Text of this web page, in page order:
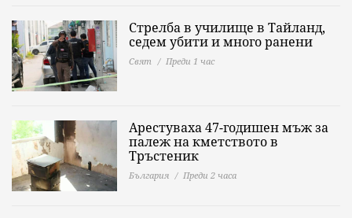
Стрелба в училище в Тайланд,
седем убити и много ранени
Свят Преди 1 час
Арестуваха 47-годишен мъж за
палеж на кметството в
Тръстеник
България Преди 2 часа